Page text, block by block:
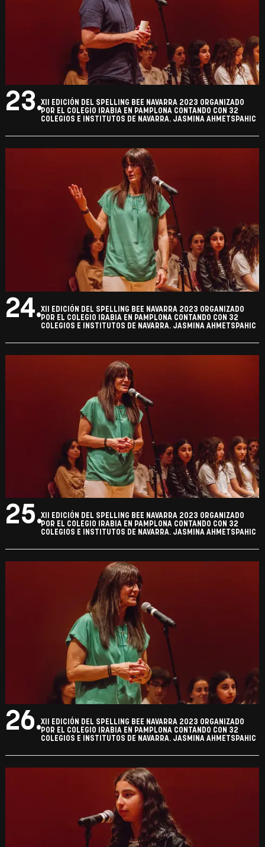
23.XII EDICIÓN DEL SPELLING BEE NAVARRA 2023 ORGANIZADO
POR EL COLEGIO IRABIA EN PAMPLONA CONTANDO CON 32
COLEGIOS E INSTITUTOS DE NAVARRA. JASMINA AHMETSPAHIC
24.XII EDICIÓN DEL SPELLING BEE NAVARRA 2023 ORGANIZADO
POR EL COLEGIO IRABIA EN PAMPLONA CONTANDO CON 32
COLEGIOS E INSTITUTOS DE NAVARRA. JASMINA AHMETSPAHIC
25.XII EDICIÓN DEL SPELLING BEE NAVARRA 2023 ORGANIZADO
POR EL COLEGIO IRABIA EN PAMPLONA CONTANDO CON 32
COLEGIOS E INSTITUTOS DE NAVARRA. JASMINA AHMETSPAHIC
26.XII EDICIÓN DEL SPELLING BEE NAVARRA 2023 ORGANIZADO
POR EL COLEGIO IRABIA EN PAMPLONA CONTANDO CON 32
COLEGIOS E INSTITUTOS DE NAVARRA. JASMINA AHMETSPAHIC